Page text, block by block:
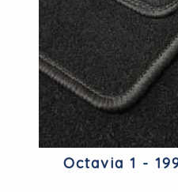
Octavia 1 -